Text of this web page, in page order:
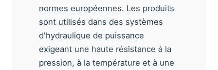
normes européennes. Les produits
sont utilisés dans des systèmes
d'hydraulique de puissance
exigeant une haute résistance à la
pression, à la température et à une